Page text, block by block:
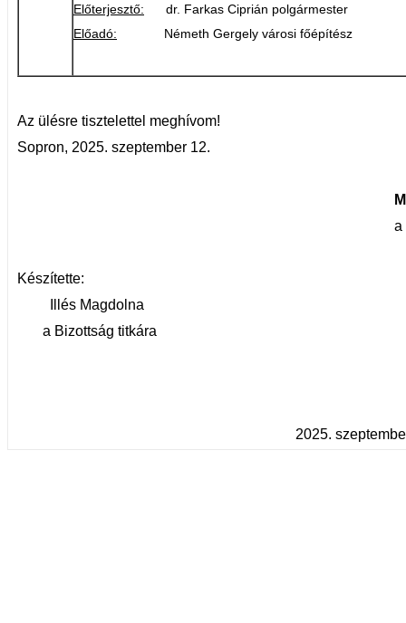
Előterjesztő: dr. Farkas Ciprián polgármester
Előadó: Németh Gergely városi főépítész
Az ülésre tisztelettel meghívom!
Sopron, 2025. szeptember 12.
a Bizottság
Készítette:
Illés Magdolna
a Bizottság titkára
2025.